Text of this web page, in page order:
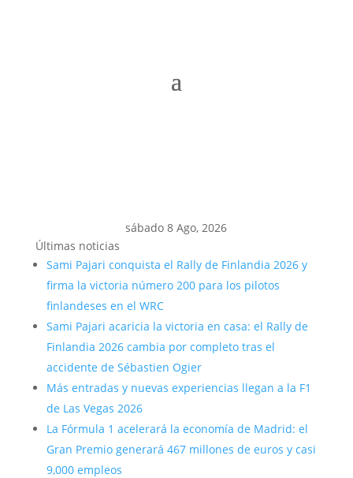
sábado 8 Ago, 2026
Últimas noticias
Sami Pajari conquista el Rally de Finlandia 2026 y
firma la victoria número 200 para los pilotos
finlandeses en el WRC
Sami Pajari acaricia la victoria en casa: el Rally de
Finlandia 2026 cambia por completo tras el
accidente de Sébastien Ogier
Más entradas y nuevas experiencias llegan a la F1
de Las Vegas 2026
La Fórmula 1 acelerará la economía de Madrid: el
Gran Premio generará 467 millones de euros y casi
9,000 empleos